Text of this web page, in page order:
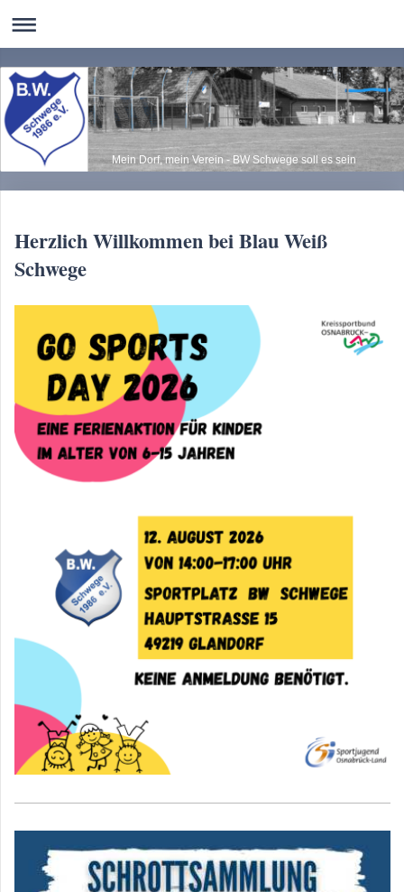
Mein Dorf, mein Verein - BW Schwege soll es sein
Herzlich Willkommen bei Blau Weiß
Schwege